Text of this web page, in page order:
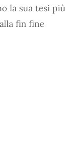
la sua tesi
fin fine